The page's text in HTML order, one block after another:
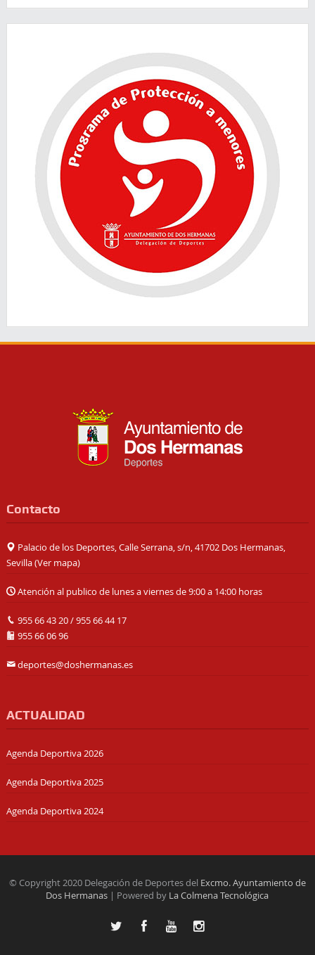
Contacto
Palacio de los Deportes, Calle Serrana, s/n, 41702 Dos Hermanas,
Sevilla (Ver mapa)
Atención al publico de lunes a viernes de 9:00 a 14:00 horas
955 66 43 20/955 66 44 17
955 66 06 96
deportes@doshermanas.es
ACTUALIDAD
Agenda Deportiva 2026
Agenda Deportiva 2025
Agenda Deportiva 2024
© Copyright 2020 Delegación de Deportes del Excmo. Ayuntamiento de
Dos Hermanas | Powered by La Colmena Tecnológica